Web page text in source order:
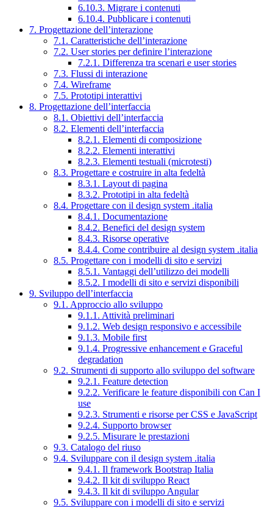
6.10.3. Migrare i contenuti
6.10.4. Pubblicare i contenuti
7. Progettazione dell’interazione
7.1. Caratteristiche dell’interazione
7.2. User stories per definire l’interazione
7.2.1. Differenza tra scenari e user stories
7.3. Flussi di interazione
7.4. Wireframe
7.5. Prototipi interattivi
8. Progettazione dell’interfaccia
8.1. Obiettivi dell’interfaccia
8.2. Elementi dell’interfaccia
8.2.1. Elementi di composizione
8.2.2. Elementi interattivi
8.2.3. Elementi testuali (microtesti)
8.3. Progettare e costruire in alta fedeltà
8.3.1. Layout di pagina
8.3.2. Prototipi in alta fedeltà
8.4. Progettare con il design system .italia
8.4.1. Documentazione
8.4.2. Benefici del design system
8.4.3. Risorse operative
8.4.4. Come contribuire al design system .italia
8.5. Progettare con i modelli di sito e servizi
8.5.1. Vantaggi dell’utilizzo dei modelli
8.5.2. I modelli di sito e servizi disponibili
9. Sviluppo dell’interfaccia
9.1. Approccio allo sviluppo
9.1.1. Attività preliminari
9.1.2. Web design responsivo e accessibile
9.1.3. Mobile first
9.1.4. Progressive enhancement e Graceful
degradation
9.2. Strumenti di supporto allo sviluppo del software
9.2.1. Feature detection
9.2.2. Verificare le feature disponibili con Can I
use
9.2.3. Strumenti e risorse per CSS e JavaScript
9.2.4. Supporto browser
9.2.5. Misurare le prestazioni
9.3. Catalogo del riuso
9.4. Sviluppare con il design system .italia
9.4.1. Il framework Bootstrap Italia
9.4.2. Il kit di sviluppo React
9.4.3. Il kit di sviluppo Angular
9.5. Sviluppare con i modelli di sito e servizi